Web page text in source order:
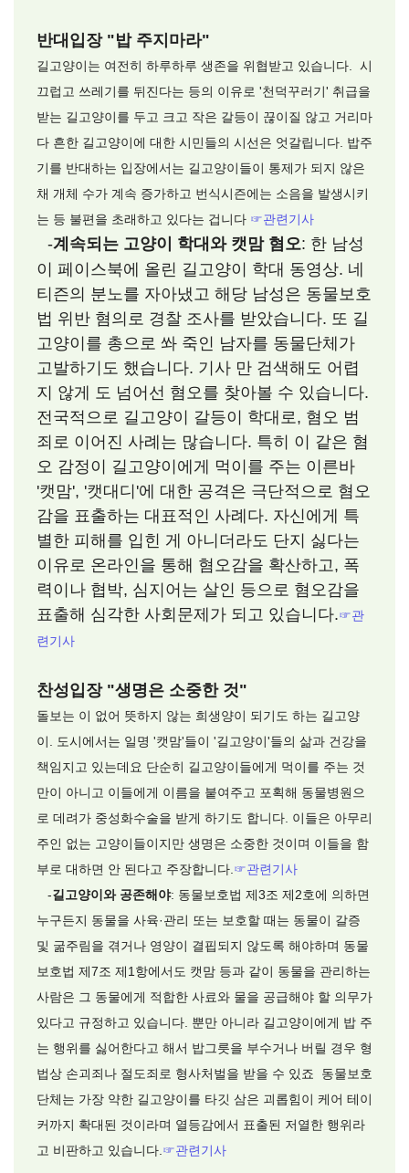
반대입장 "밥 주지마라"
길고양이는 여전히 하루하루 생존을 위협받고 있습니다. 시
끄럽고 쓰레기를 뒤진다는 등의 이유로 '천덕꾸러기' 취급을
받는 길고양이를 두고 크고 작은 갈등이 끊이질 않고 거리마
다 흔한 길고양이에 대한 시민들의 시선은 엇갈립니다. 밥주
기를 반대하는 입장에서는 길고양이들이 통제가 되지 않은
채 개체 수가 계속 증가하고 번식시즌에는 소음을 발생시키
는 등 불편을 초래하고 있다는 겁니다 ☞관련기사
-계속되는 고양이 학대와 캣맘 혐오: 한 남성
이 페이스북에 올린 길고양이 학대 동영상. 네
티즌의 분노를 자아냈고 해당 남성은 동물보호
법 위반 혐의로 경찰 조사를 받았습니다. 또 길
고양이를 총으로 쏴 죽인 남자를 동물단체가
고발하기도 했습니다. 기사 만 검색해도 어렵
지 않게 도 넘어선 혐오를 찾아볼 수 있습니다.
전국적으로 길고양이 갈등이 학대로, 혐오 범
죄로 이어진 사례는 많습니다. 특히 이 같은 혐
오 감정이 길고양이에게 먹이를 주는 이른바
'캣맘', '캣대디'에 대한 공격은 극단적으로 혐오
감을 표출하는 대표적인 사례다. 자신에게 특
별한 피해를 입힌 게 아니더라도 단지 싫다는
이유로 온라인을 통해 혐오감을 확산하고, 폭
력이나 협박, 심지어는 살인 등으로 혐오감을
표출해 심각한 사회문제가 되고 있습니다.☞관
련기사
찬성입장 "생명은 소중한 것"
돌보는 이 없어 뜻하지 않는 희생양이 되기도 하는 길고양
이. 도시에서는 일명 '캣맘'들이 '길고양이'들의 삶과 건강을
책임지고 있는데요 단순히 길고양이들에게 먹이를 주는 것
만이 아니고 이들에게 이름을 붙여주고 포획해 동물병원으
로 데려가 중성화수술을 받게 하기도 합니다. 이들은 아무리
주인 없는 고양이들이지만 생명은 소중한 것이며 이들을 함
부로 대하면 안 된다고 주장합니다. ☞관련기사
-길고양이와 공존해야: 동물보호법 제3조 제2호에 의하면
누구든지 동물을 사육·관리 또는 보호할 때는 동물이 갈증
및 굶주림을 겪거나 영양이 결핍되지 않도록 해야하며 동물
보호법 제7조 제1항에서도 캣맘 등과 같이 동물을 관리하는
사람은 그 동물에게 적합한 사료와 물을 공급해야 할 의무가
있다고 규정하고 있습니다. 뿐만 아니라 길고양이에게 밥 주
는 행위를 싫어한다고 해서 밥그릇을 부수거나 버릴 경우 형
법상 손괴죄나 절도죄로 형사처벌을 받을 수 있죠 동물보호
단체는 가장 약한 길고양이를 타깃 삼은 괴롭힘이 케어 테이
커까지 확대된 것이라며 열등감에서 표출된 저열한 행위라
고 비판하고 있습니다. ☞관련기사